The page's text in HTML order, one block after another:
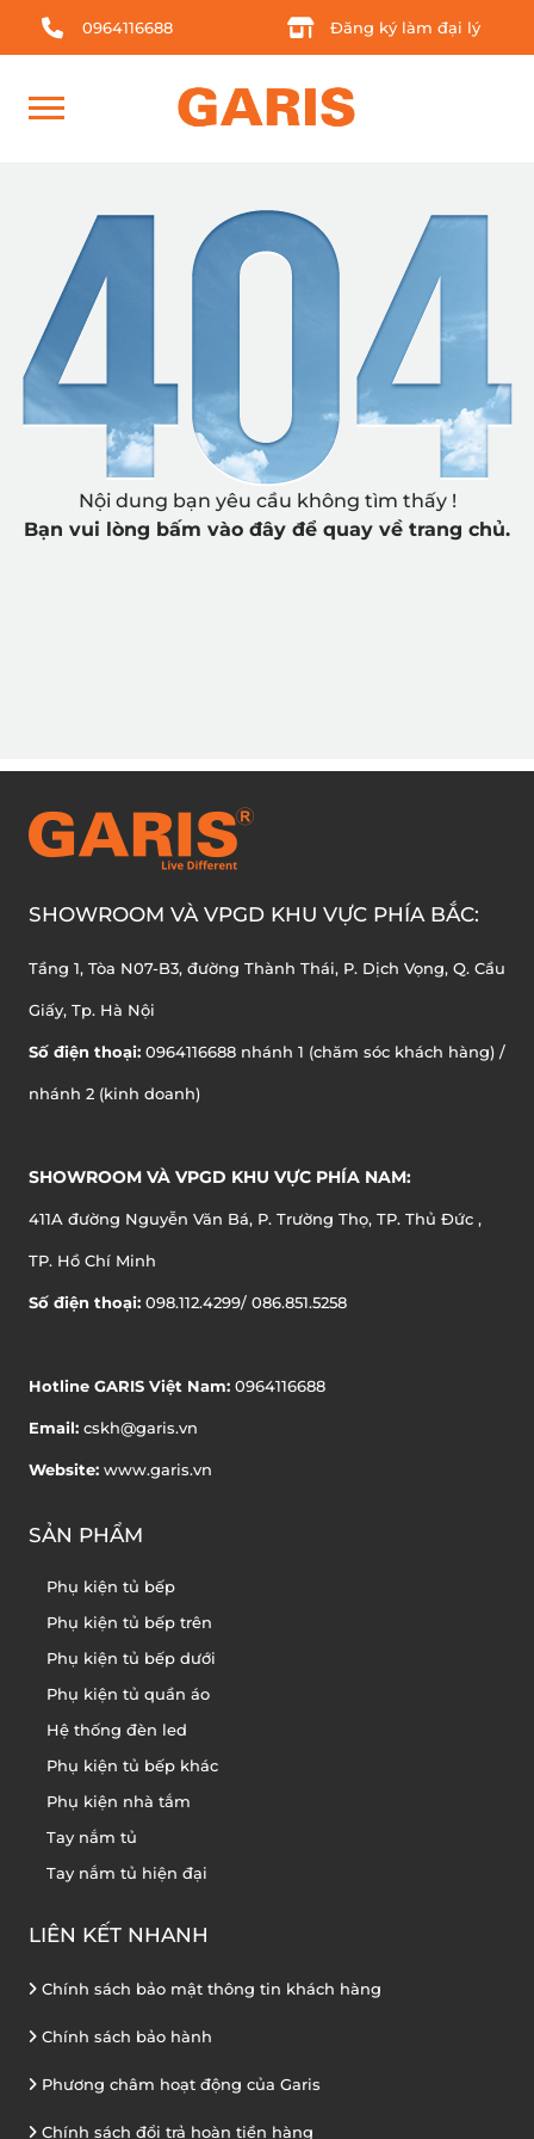
0964116688 Đăng ký làm đại lý
Nội dung bạn yêu cầu không tìm thấy !
Bạn vui lòng bấm vào đây để quay về trang chủ.
SHOWROOM VÀ VPGD KHU VỰC PHÍA BẮC:
Tầng 1, Tòa N07-B3, đường Thành Thái, P. Dịch Vọng, Q. Cầu
Giấy, Tp. Hà Nội
Số điện thoại: 0964116688 nhánh 1 (chăm sóc khách hàng) /
nhánh 2 (kinh doanh)
SHOWROOM VÀ VPGD KHU VỰC PHÍA NAM:
411A đường Nguyễn Văn Bá, P. Trường Thọ, TP. Thủ Đức ,
TP. Hồ Chí Minh
Số điện thoại: 098.112.4299/ 086.851.5258
Hotline GARIS Việt Nam: 0964116688
Email: cskh@garis.vn
Website: www.garis.vn
SẢN PHẨM
Phụ kiện tủ bếp
Phụ kiện tủ bếp trên
Phụ kiện tủ bếp dưới
Phụ kiện tủ quần áo
Hệ thống đèn led
Phụ kiện tủ bếp khác
Phụ kiện nhà tắm
Tay nắm tủ
Tay nắm tủ hiện đại
LIÊN KẾT NHANH
Chính sách bảo mật thông tin khách hàng
Chính sách bảo hành
Phương châm hoạt động của Garis
Chính sách đổi trả hoàn tiền hàng